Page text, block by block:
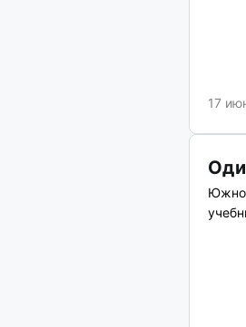
17
Южно-